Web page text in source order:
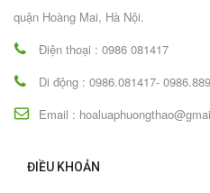
quận Hoàng Mai, Hà Nội.
Điện thoại : 0986 081417
Di động : 0986.081417-
Email :
ĐIỀU KHOẢN